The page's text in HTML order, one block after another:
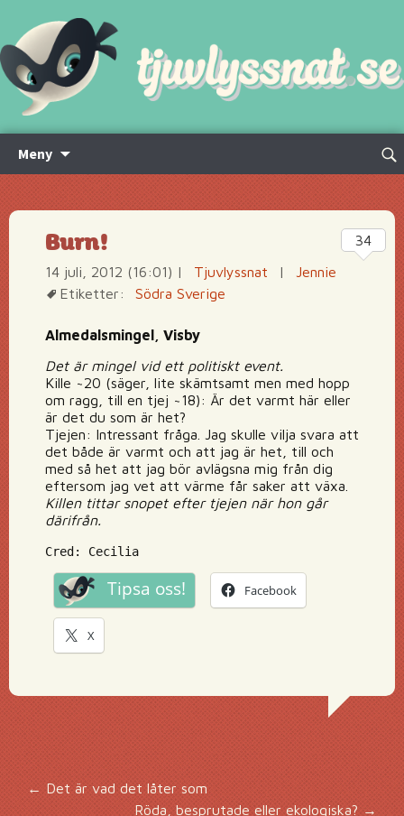
Meny
innehåll
Sök
Burn!
14 juli, 2012 (16:01) | Tjuvlyssnat |
Jennie
Etiketter:
Södra Sverige
Almedalsmingel, Visby
Det är mingel vid ett politiskt event.
Kille ~20 (säger, lite skämtsamt men med hopp
om ragg, till en tjej ~18): Är det varmt här eller
är det du som är het?
Tjejen: Intressant fråga. Jag skulle vilja svara att
det både är varmt och att jag är het, till och
med så het att jag bör avlägsna mig från dig
eftersom jag vet att värme får saker att växa.
Killen tittar snopet efter tjejen när hon går
därifrån.
Cred: Cecilia
Tipsa oss! Facebook
X
34
Inläggsnavigering
← Det är vad det låter som
Röda, besprutade eller ekologiska?→